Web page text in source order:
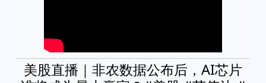
美股直播｜非农数据公布后，AI芯片